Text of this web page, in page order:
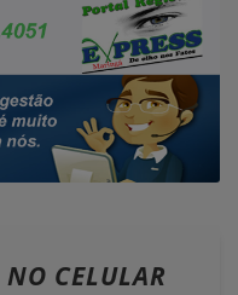
NO CELULAR